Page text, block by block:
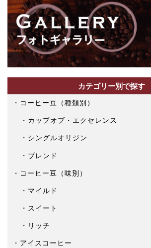
カテゴリー別で探す
コーヒー豆（種類別）
カップオブ・エクセレンス
シングルオリジン
ブレンド
コーヒー豆（味別）
マイルド
スイート
リッチ
アイスコーヒー